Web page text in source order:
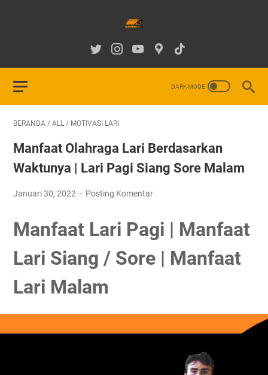
BERANDA / ALL / MOTIVASI LARI
Manfaat Olahraga Lari Berdasarkan
Waktunya | Lari Pagi Siang Sore Malam
Januari 30, 2022 Posting Komentar
Manfaat Lari Pagi | Manfaat
Lari Siang / Sore | Manfaat
Lari Malam